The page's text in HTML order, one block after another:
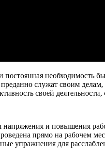
необходимость
служат своим
своей
и повышения
прямо на рабочем
упражнения для